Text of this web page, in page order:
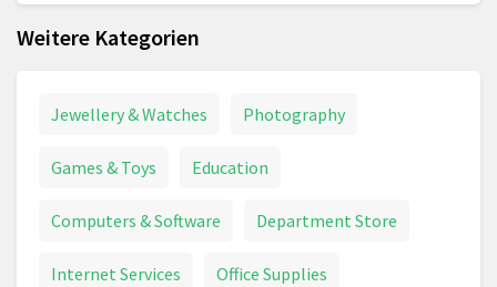
Weitere Kategorien
Jewellery & Watches Photography
Games & Toys Education
Computers & Software Department Store
Internet Services Office Supplies